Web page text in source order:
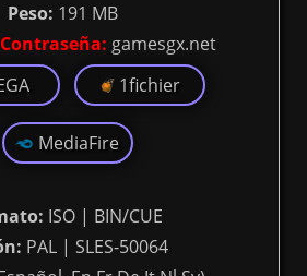
Peso: 191 MB
gamesgx.net
1fichier
MediaFire
ISO | BIN/CUE
PAL | SLES-50064